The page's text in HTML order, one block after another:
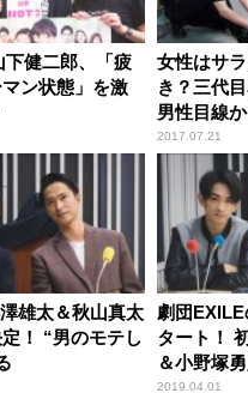
下健二郎、「疲
ン状態」を激
女性はサ
き？三代
男性目線
2017.07.21
雄太＆秋山真太
！ “男のモテし
劇団
タート！
＆小野塚
2019.04.01